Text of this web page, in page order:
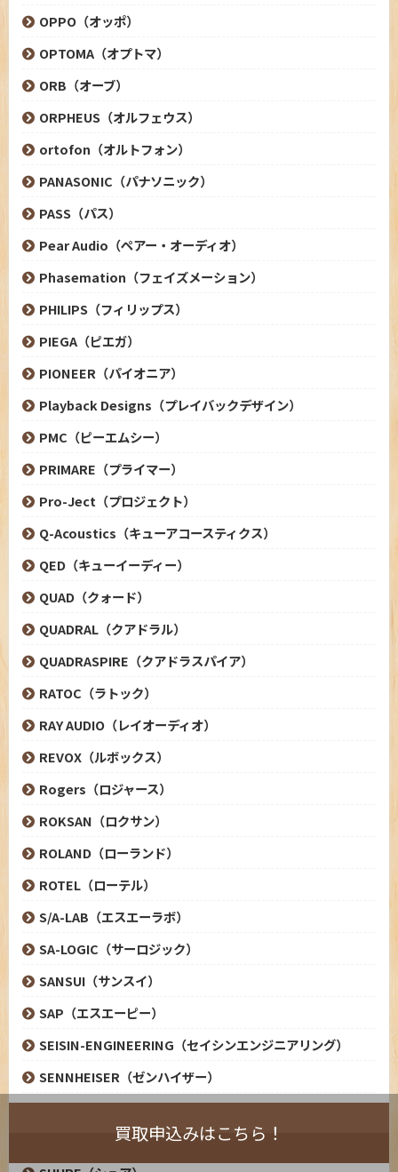
OPPO（オッポ）
OPTOMA（オプトマ）
ORB（オーブ）
ORPHEUS（オルフェウス）
ortofon（オルトフォン）
PANASONIC（パナソニック）
PASS（パス）
Pear Audio（ペアー・オーディオ）
Phasemation（フェイズメーション）
PHILIPS（フィリップス）
PIEGA（ピエガ）
PIONEER（パイオニア）
Playback Designs（プレイバックデザイン）
PMC（ピーエムシー）
PRIMARE（プライマー）
Pro-Ject（プロジェクト）
Q-Acoustics（キューアコースティクス）
QED（キューイーディー）
QUAD（クォード）
QUADRAL（クアドラル）
QUADRASPIRE（クアドラスパイア）
RATOC（ラトック）
RAY AUDIO（レイオーディオ）
REVOX（ルボックス）
Rogers（ロジャース）
ROKSAN（ロクサン）
ROLAND（ローランド）
ROTEL（ローテル）
S/A-LAB（エスエーラボ）
SA-LOGIC（サーロジック）
SANSUI（サンスイ）
SAP（エスエーピー）
SEISIN-ENGINEERING（セイシンエンジニアリング）
SENNHEISER（ゼンハイザー）
SHARP（シャープ）
SHINDO（新藤ラボラトリー）
買取申込みはこちら！